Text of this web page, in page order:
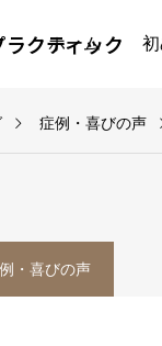
クティック
ホーム
症例・喜びの声
・喜びの声